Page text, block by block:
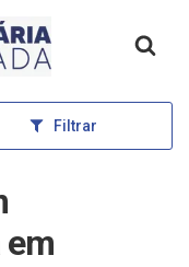
Filtrar
em